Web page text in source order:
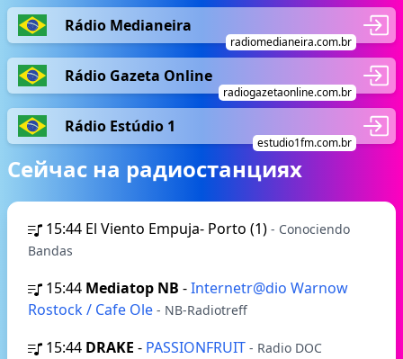
Rádio Medianeira
radiomedianeira.com.br
Rádio Gazeta Online
radiogazetaonline.com.br
Rádio Estúdio 1
estudio1fm.com.br
Сейчас на радиостанциях
15:44 El Viento Empuja- Porto (1) - Conociendo
Bandas
15:44 Mediatop NB -Internetr@dio Warnow
Rostock / Cafe Ole - NB-Radiotreff
15:44 DRAKE - PASSIONFRUIT - Radio DOC